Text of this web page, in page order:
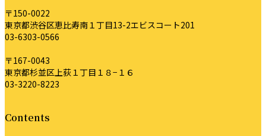
〒150-0022
東京都渋谷区恵比寿南１丁目13-2エビスコート201
03-6303-0566
〒167-0043
東京都杉並区上荻１丁目１８−１６
03-3220-8223
Contents